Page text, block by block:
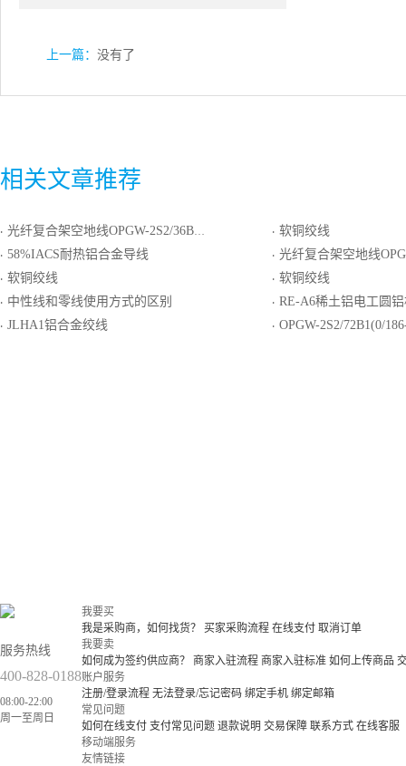
上一篇： 没有了
相关文章推荐
· 光纤复合架空地线OPGW-2S2/36B1(0/136-161.0)
· 58%IACS耐热铝合金导线
· 软铜绞线
· 中性线和零线使用方式的区别
· JLHA1铝合金绞线
· 软铜绞线
· 光纤复合架空地线OPGW-2S2/
· 软铜绞线
· RE-A6稀土铝电工圆
· OPGW-2S2/72B1(0/186-400.1)
服务热线
400-828-0188
08:00-22:00
周一至周日
我要买
我是采购商，如何找货？
买家采购流程 在线支付 取消订单
我要卖
如何成为签约供应商？
商家入驻流程 商家入驻标准 如何上传商品
账户服务
注册/登录流程 无法登录/忘记密码 绑定手机 绑定邮箱
常见问题
如何在线支付 支付常见问题 退款说明 交易保障 联系方式 在线客服
移动端服务
友情链接